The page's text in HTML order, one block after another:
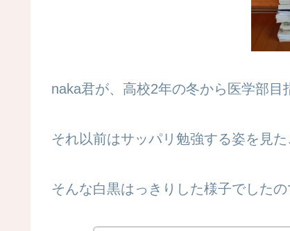
naka君が、高校2年の冬から医学部目
それ以前はサッパリ勉強する姿を見た
そんな白黒はっきりした様子でした